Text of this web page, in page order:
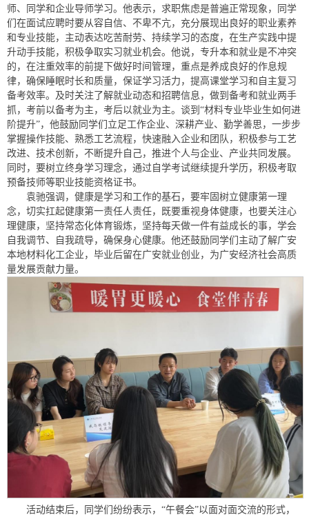
师、同学和企业导师学习。他表示，求职焦虑是普遍正常现象，同学
们在面试应聘时要从容自信、不卑不亢，充分展现出良好的职业素养
和专业技能，主动表达吃苦耐劳、持续学习的态度，在生产实践中提
升动手技能，积极争取实习就业机会。他说，专升本和就业是不冲突
的，在注重效率的前提下做好时间管理，重点是养成良好的作息规
律，确保睡眠时长和质量，保证学习活力，提高课堂学习和自主复习
备考效率。及时关注了解就业动态和招聘信息，做到备考和就业两手
抓，考前以备考为主，考后以就业为主。谈到“材料专业毕业生如何进
阶提升”，他鼓励同学们立足工作企业、深耕产业、勤学善思，一步步
掌握操作技能、熟悉工艺流程，快速融入企业和团队，积极参与工艺
改进、技术创新，不断提升自己，推进个人与企业、产业共同发展。
同时，要树立终身学习理念，通过自学考试继续提升学历，积极考取
预备技师等职业技能资格证书。
袁驰强调，健康是学习和工作的基石，要牢固树立健康第一理
念，切实扛起健康第一责任人责任，既要重视身体健康，也要关注心
理健康，坚持常态化体育锻炼，坚持每天做一件有益成长的事，学会
自我调节、自我疏导，确保身心健康。他还鼓励同学们主动了解广安
本地材料化工企业，毕业后留在广安就业创业，为广安经济社会高质
量发展贡献力量。
活动结束后，同学们纷纷表示，“午餐会”以面对面交流的形式，